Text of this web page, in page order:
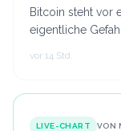
Bitcoin steht vor
eigentliche
kostenlose
vor 14 Std.
LIVE-CHART VON